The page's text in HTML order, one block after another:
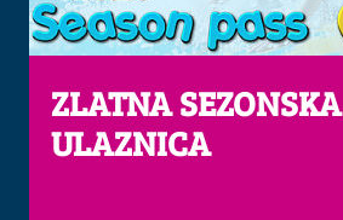
ZLATNA SEZONSKA
ULAZNICA